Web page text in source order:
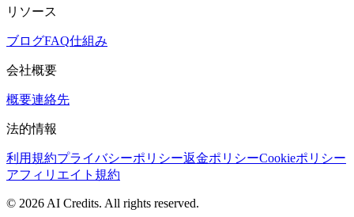
リソース
ブログFAQ仕組み
会社概要
概要連絡先
法的情報
利用規約プライバシーポリシー返金ポリシーCookieポリシー
アフィリエイト規約
© 2026 AI Credits. All rights reserved.